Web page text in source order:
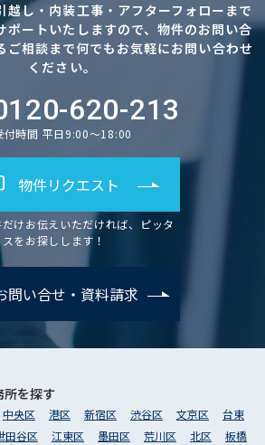
越し・内装工事・アフターフォローまで
ポートいたしますので、物件のお問い合
ご相談まで何でもお気軽にお問い合わせ
ください。
620-213
付時間 平日9:00～18:00
物件リクエスト
けお伝えいただければ、ピッタ
をお探しします！
問い合せ・資料請求
所を探す
中央区 港区 新宿区 渋谷区 文京区
台東
田谷区 江東区 墨田区 荒川区 北区
板橋